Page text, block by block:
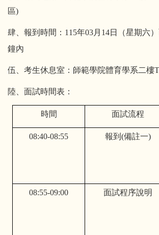
區)
肆、報到時間：115年03月14日（星期六
鐘內
伍、考生休息室：師範學院體育學系二樓
陸、面試時間表：
時間 面試流程
08:40-08:55 報到(備註一)
08:55-09:00 面試程序說明